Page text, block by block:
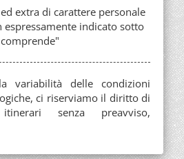
extra di carattere personale
indicato sotto
variabilità delle condizioni
ci riserviamo il diritto di
senza preavviso,